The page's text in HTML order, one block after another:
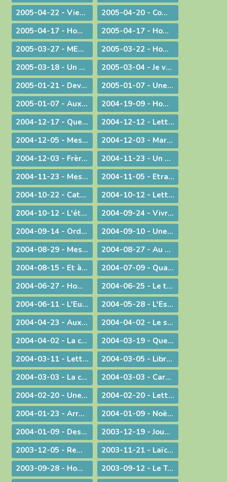
2005-04-22 - Viens Esprit-Saint !
2005-04-20 - Communiqué à l'occasion de l'élection du Pape Benoît XVI
2005-04-17 - Homélie pour la journée des vocations
2005-04-17 - Homélie pour la journée des vocations
2005-03-27 - MESSAGE PASCAL 2005 : Marcher avec nos jambes !
2005-03-22 - Homélie pour la messe chrismale
2005-03-18 - Un degré de plus !
2005-03-04 - Je vais devenir plus pratiquant
2005-01-21 - Devant l'absurde
2005-01-07 - Une conscience planétaire
2005-01-07 - Aux portes du bonheur !
2004-19-09 - Homélie pour la Messe retransmise par la télévision depuis l'abbatiale d'Ambronay
2004-12-17 - Quelle Famille ?
2004-12-12 - Lettre aux prêtres
2004-12-05 - Message lors de la Messe d'au revoir à St-Didier-sur-Chalaronne
2004-12-03 - Marie, le premier tabernacle de l'histoire
2004-12-03 - Frère Gabriel Taborin, à l'école de la Sainte Famille
2004-11-23 - Un peu d'air frais !
2004-11-23 - Message lors du coup d'envoi pour les JMJ !
2004-11-05 - Etranges, surprenantes Béatitudes
2004-10-22 - Catécoeur ! Jésus est mon trésor
2004-10-12 - Lettre aux prêtres
2004-10-12 - L'étrange pouvoir du clown
2004-09-24 - Vivre en Eglise
2004-09-14 - Ordination sacerdotale à la Chartreuse de Portes
2004-09-10 - Une année eucharistique, 2005
2004-08-29 - Message aux catholiques de Bourg et des environs
2004-08-27 - Au seuil de la nouvelle année pastorale
2004-08-15 - Et à l'heure de notre mort
2004-07-09 - Quand Dieu est reconduit à la frontière
2004-06-27 - Homélie pour les ordinations
2004-06-25 - Le temps des changements
2004-06-11 - L'Eucharistie dans le réalisme de sa célébration
2004-05-28 - L'Esprit de Vérité, "que le Père enverra en mon nom"
2004-04-23 - Aux heures d'incertitude : une figure de sainteté sacerdotale
2004-04-02 - Le sérieux de l'existence humaine
2004-04-02 - La charité ne se sous-traite pas
2004-03-19 - Quel avenir pour le monde ?
2004-03-11 - Lettre au Cardinal Rouco Varela, archevêque de Madrid, après les attentats du 11 mars 2004
2004-03-05 - Libre méditation sur le récit des tentations du Christ
2004-03-03 - La conversion est possible
2004-03-03 - Carême : Lettre pastorale & Courrier aux prêtres du diocèse
2004-02-20 - Une visite pas comme les autres !
2004-02-20 - Lettre de l'évêque de Belley-Ars aux prêtres du diocèse
2004-01-23 - Arrêt sur image
2004-01-09 - Noël ! "un" Sauveur ou "LE" Sauveur
2004-01-09 - Des voeux de nouvel an tirés de l'actualité
2003-12-19 - Jouez hautbois, résonnez musettes !
2003-12-05 - Remue-ménage au parlement !
2003-11-21 - Laïcité : confiance et appréhension
2003-09-28 - Homélie de la Messe du 26° dimanche ordinaire radiodiffusée depuis l'Abbaye d'Ambronay
2003-09-12 - Le Trésor de l'Eucharistie